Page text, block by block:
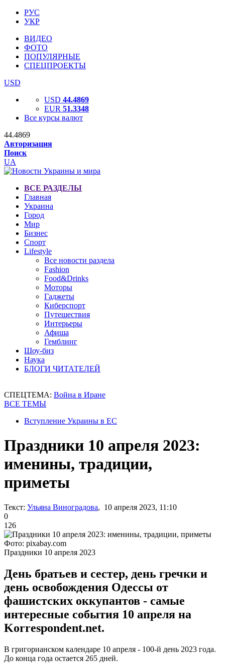
РУС
УКР
ВИДЕО
ФОТО
ПОПУЛЯРНЫЕ
СПЕЦПРОЕКТЫ
USD
USD 44.4869
EUR 51.3348
Все курсы валют
44.4869
Авторизация
Поиск
UA
ВСЕ РАЗДЕЛЫ
Главная
Украина
Город
Мир
Бизнес
Спорт
Lifestyle
Все новости раздела
Fashion
Food&Drinks
Моторы
Гаджеты
Киберспорт
Путешествия
Интерьеры
Афиша
Гемблинг
Шоу-биз
Наука
БЛОГИ ЧИТАТЕЛЕЙ
СПЕЦТЕМА: Война в Иране
ВСЕ ТЕМЫ
Вступление Украины в ЕС
Праздники 10 апреля 2023:
именины, традиции,
приметы
Текст: Ульяна Виноградова, 10 апреля 2023, 11:10
0
126
Фото: pixabay.com
Праздники 10 апреля 2023
День братьев и сестер, день гречки и
день освобождения Одессы от
фашистских оккупантов - самые
интересные события 10 апреля на
Korrespondent.net.
В григорианском календаре 10 апреля - 100-й день 2023 года.
До конца года остается 265 дней.